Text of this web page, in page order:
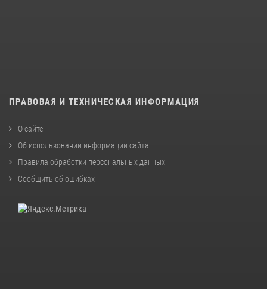
ПРАВОВАЯ И ТЕХНИЧЕСКАЯ ИНФОРМАЦИЯ
О сайте
Об использовании информации сайта
Правила обработки персональных данных
Сообщить об ошибках